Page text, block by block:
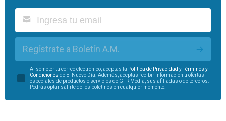
Regístrate a Boletín A.M.
Al someter tu correo electrónico, aceptas la Política de Privacidad yTérminos y
Condiciones de El Nuevo Día. Además, aceptas recibir información u ofertas
especiales de productos o servicios de GFR Media, sus afiliadas o de terceros.
Podrás optar salirte de los boletines en cualquier momento.